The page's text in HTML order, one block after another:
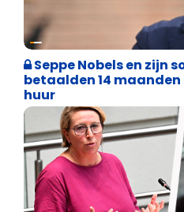
Binnenland politiek
Seppe Nobels en zijn
betaalden 14
huur